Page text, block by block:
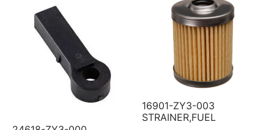
16901-ZY3-003
STRAINER,FUEL